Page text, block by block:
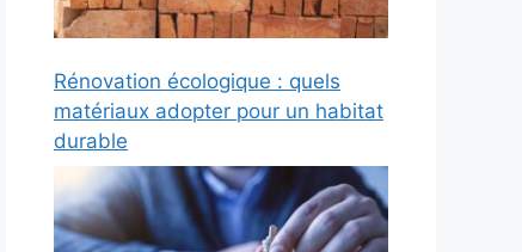
Rénovation écologique : quels
matériaux adopter pour un habitat
durable